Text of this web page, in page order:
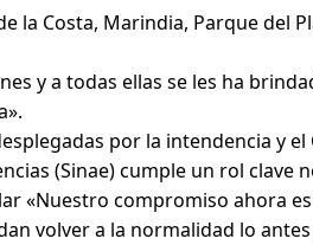
Costa, Marindia, Parque del
y a todas ellas se les ha
por la intendencia y el
(Sinae) cumple un rol clave
«Nuestro compromiso ahora
volver a la normalidad lo